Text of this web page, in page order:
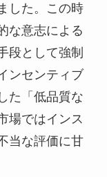
した。この時
な意志による
段として強制
ンセンティブ
た「低品質な
場ではインス
当な評価に甘